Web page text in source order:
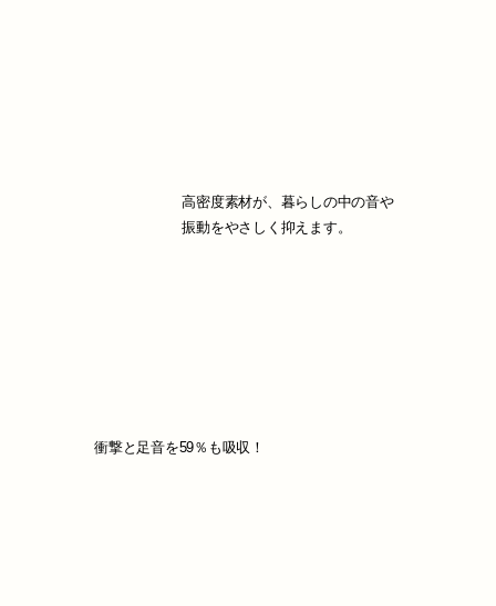
高密度素材が、暮らしの中の音や
振動をやさしく抑えます。
​衝撃と足音を59％も吸収！